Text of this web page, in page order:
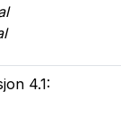
4.1: